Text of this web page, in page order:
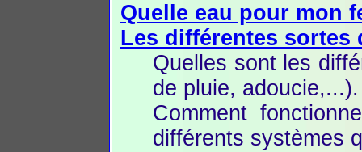
Quelle eau pour mon
Les différentes sortes
Quelles sont les
de pluie, adoucie,...).
Comment
différents systèmes